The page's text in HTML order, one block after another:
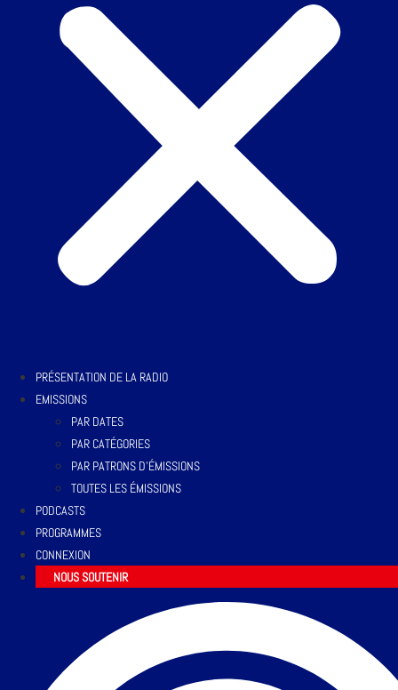
PRÉSENTATION DE LA RADIO
EMISSIONS
PAR DATES
PAR CATÉGORIES
PAR PATRONS D’ÉMISSIONS
TOUTES LES ÉMISSIONS
PODCASTS
PROGRAMMES
CONNEXION
NOUS SOUTENIR